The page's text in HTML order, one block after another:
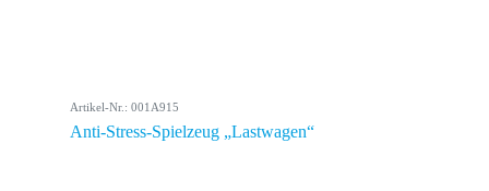
Artikel-Nr.: 001A915
Anti-Stress-Spielzeug „Lastwagen“